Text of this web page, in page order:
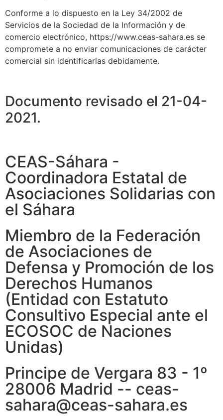
Conforme a lo dispuesto en la Ley 34/2002 de
Servicios de la Sociedad de la Información y de
comercio electrónico, https://www.ceas-sahara.es se
compromete a no enviar comunicaciones de carácter
comercial sin identificarlas debidamente.
Documento revisado el 21-04-
2021.
CEAS-Sáhara -
Coordinadora Estatal de
Asociaciones Solidarias con
el Sáhara
Miembro de la Federación
de Asociaciones de
Defensa y Promoción de los
Derechos Humanos
(Entidad con Estatuto
Consultivo Especial ante el
ECOSOC de Naciones
Unidas)
Principe de Vergara 83 - 1º
28006 Madrid -- ceas-
sahara@ceas-sahara.es